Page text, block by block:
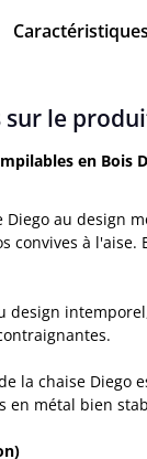
Caractéristiques
le
en Bois
Diego au design
convives à
design
la chaise
en métal bien